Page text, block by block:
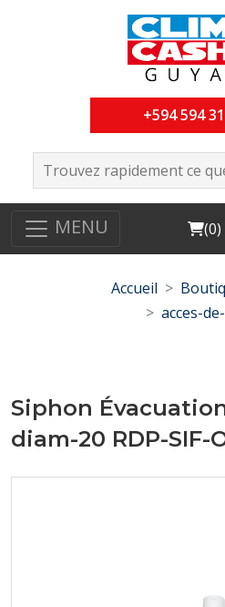
+594 594
MENU Cart
(0)
Accueil
acces-
Siphon
diam-20 RDP-SIF-